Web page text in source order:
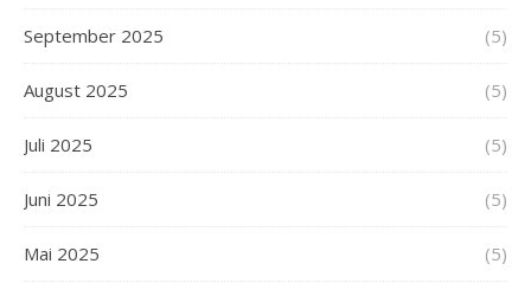
September 2025 (5)
August 2025 (5)
Juli 2025 (5)
Juni 2025 (5)
Mai 2025 (5)